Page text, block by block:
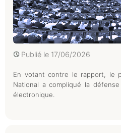
Publié le 17/06/2026
En votant contre le rapport, le
National a compliqué la
électronique.